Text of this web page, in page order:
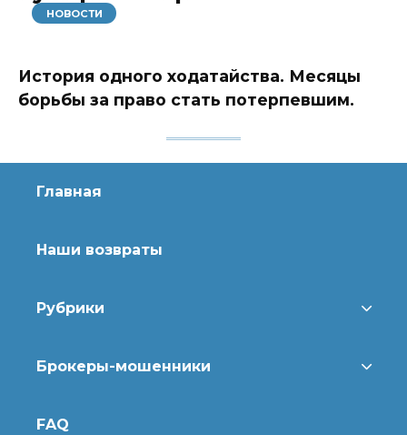
НОВОСТИ
История одного ходатайства. Месяцы
борьбы за право стать потерпевшим.
Главная
Наши возвраты
Рубрики
Брокеры-мошенники
FAQ